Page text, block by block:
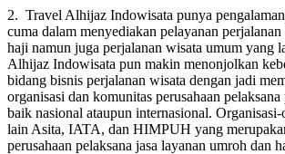
2. Travel Alhijaz Indowisata punya
cuma dalam menyediakan pelayanan
haji namun juga perjalanan wisata umum yang
Alhijaz Indowisata pun makin menonjolkan
bidang bisnis perjalanan wisata dengan jadi
organisasi dan komunitas perusahaan
baik nasional ataupun internasional. Organisasi-
lain Asita, IATA, dan HIMPUH yang
perusahaan pelaksana jasa layanan umroh dan